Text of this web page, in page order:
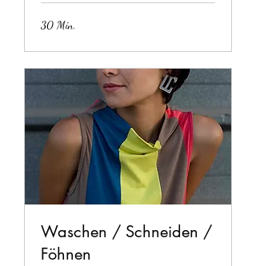
30 Min.
Waschen / Schneiden /
Föhnen